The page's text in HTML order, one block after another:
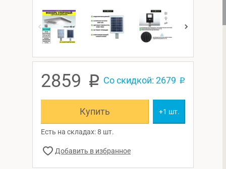
2859 p Со скидкой: 2679 p
Купить +1 шт.
Есть на складах: 8 шт.